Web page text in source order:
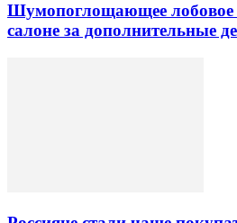
Шумопоглощающее лобовое
салоне за дополнительные